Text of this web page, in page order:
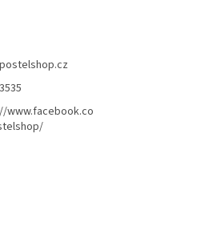
postelshop.cz
www.facebook.co